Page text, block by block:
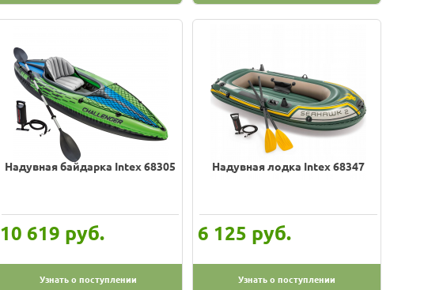
Надувная байдарка Intex 68305
10 619 руб.
Узнать о поступлении
Надувная лодка Intex 68347
6 125 руб.
Узнать о поступлении